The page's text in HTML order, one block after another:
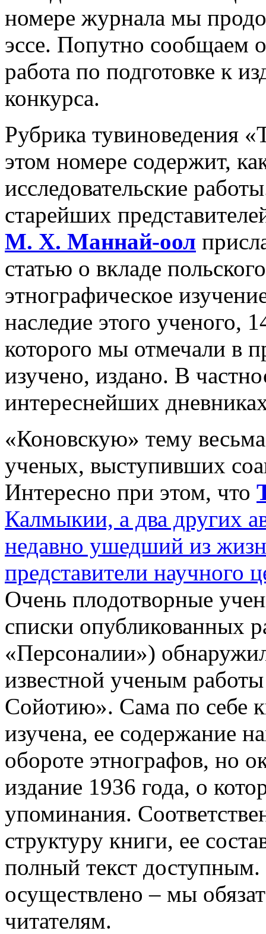
номере журнала мы
эссе. Попутно сообщаем
работа по подготовке к
конкурса.
Рубрика тувиноведения
этом номере содержит,
исследовательские
старейших
М. Х. Маннай-оол
статью о вкладе
этнографическое
наследие этого ученого,
которого мы отмечали в
изучено, издано. В
интереснейших
«Коновскую» тему
ученых, выступивших
Интересно при этом, что
Калмыкии, а два других
недавно ушедший из
представители научного
Очень плодотворные
списки опубликованных
«Персоналии»)
известной ученым
Сойотию». Сама по себе
изучена, ее содержание
обороте этнографов, но
издание 1936 года, о
упоминания.
структуру книги, ее
полный текст
осуществлено – мы
читателям.